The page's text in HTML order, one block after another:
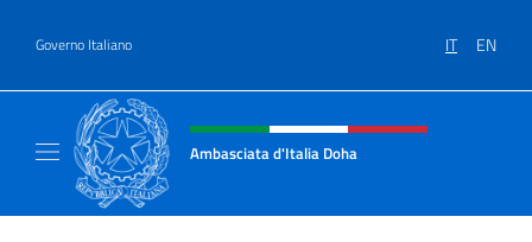
Governo Italiano IT EN
Intestazione sito, social e menù
Ambasciata d'Italia Doha